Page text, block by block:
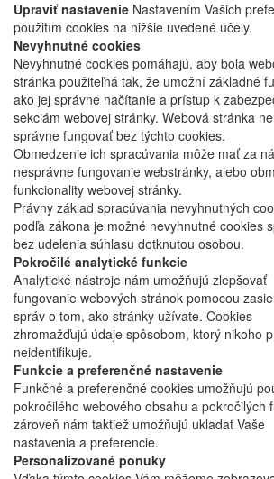
Upraviť nastavenie Nastavením Vašich
použitím cookies na nižšie uvedené účely.
Nevyhnutné cookies
Nevyhnutné cookies pomáhajú, aby bola
stránka použiteľná tak, že umožní základné
ako jej správne načítanie a prístup k
sekciám webovej stránky. Webová stránka
správne fungovať bez týchto cookies.
Obmedzenie ich spracúvania môže mať za
nesprávne fungovanie webstránky, alebo
funkcionality webovej stránky.
Právny základ spracúvania nevyhnutných
podľa zákona je možné nevyhnutné cookies
bez udelenia súhlasu dotknutou osobou.
Pokročilé analytické funkcie
Analytické nástroje nám umožňujú zlepšovať
fungovanie webových stránok pomocou
správ o tom, ako stránky užívate. Cookies
zhromažďujú údaje spôsobom, ktorý nikoho
neidentifikuje.
Funkcie a preferenčné nastavenie
Funkčné a preferenčné cookies umožňujú
pokročilého webového obsahu a pokročilých
zároveň nám taktiež umožňujú ukladať Vaše
nastavenia a preferencie.
Personalizované ponuky